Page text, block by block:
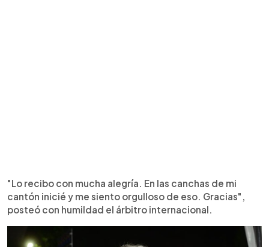
"Lo recibo con mucha alegría. En las canchas de mi
cantón inicié y me siento orgulloso de eso. Gracias",
posteó con humildad el árbitro internacional.